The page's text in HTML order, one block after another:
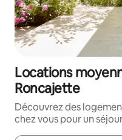
Locations
Roncajette
Découvrez des
chez vous pour un